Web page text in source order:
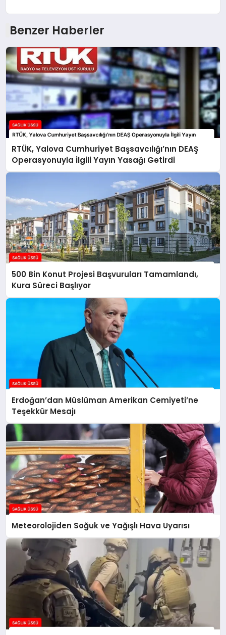
Benzer Haberler
RTÜK, Yalova Cumhuriyet Başsavcılığı’nın DEAŞ
Operasyonuyla İlgili Yayın Yasağı Getirdi
500 Bin Konut Projesi Başvuruları Tamamlandı,
Kura Süreci Başlıyor
Erdoğan’dan Müslüman Amerikan Cemiyeti’ne
Teşekkür Mesajı
Meteorolojiden Soğuk ve Yağışlı Hava Uyarısı